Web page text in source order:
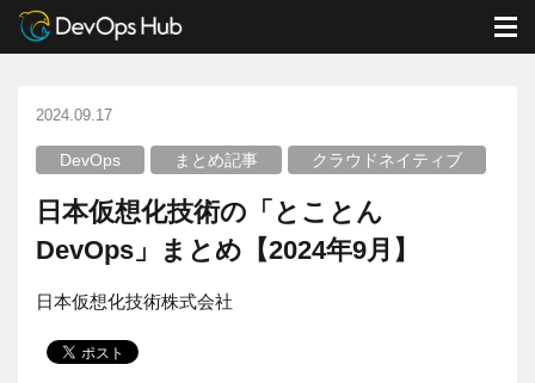
DevOps Hub ブログ
まとめ記事
日本仮想化技術の「とことんDevOps」まとめ【2024年9月】
2024.09.17
DevOps まとめ記事 クラウドネイティブ
日本仮想化技術の「とことん
DevOps」まとめ【2024年9月】
日本仮想化技術株式会社